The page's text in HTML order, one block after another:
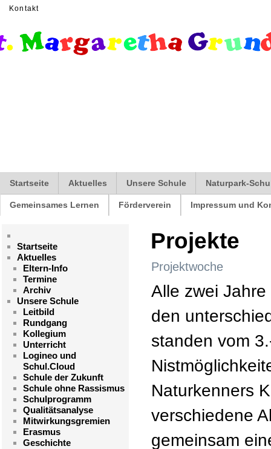
Kontakt
Startseite Aktuelles Unsere Schule Naturpark-
Gemeinsames Lernen Förderverein Impressum und
Projekte
Projektwoche
Alle zwei
den
standen vom
Naturkenners
verschiedene
gemeinsam
Startseite
Aktuelles
Eltern-Info
Termine
Archiv
Unsere Schule
Leitbild
Rundgang
Kollegium
Unterricht
Logineo und
Schul.Cloud
Schule der Zukunft
Schule ohne Rassismus
Schulprogramm
Qualitätsanalyse
Mitwirkungsgremien
Erasmus
Geschichte